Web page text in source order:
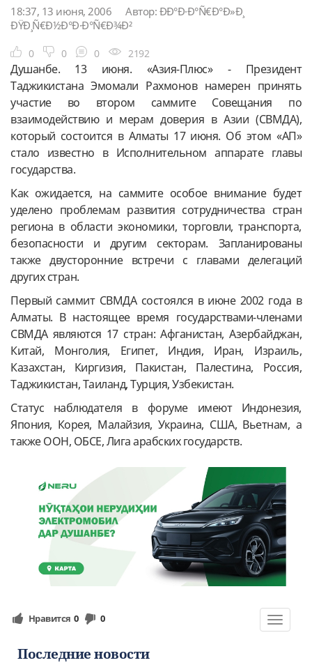
18:37, 13 июня, 2006
Автор: ÐÐ°Ð·Ð°Ñ€Ð°Ð»Ð¸
ÐŸÐ¸Ñ€Ð½Ð°Ð·Ð°Ñ€Ð¾Ð²
0 0 0 2192
Душанбе. 13 июня. «Азия-Плюс» - Президент
Таджикистана Эмомали Рахмонов намерен принять
участие во втором саммите Совещания по
взаимодействию и мерам доверия в Азии (СВМДА),
который состоится в Алматы 17 июня. Об этом «АП»
стало известно в Исполнительном аппарате главы
государства.
Как ожидается, на саммите особое внимание будет
уделено проблемам развития сотрудничества стран
региона в области экономики, торговли, транспорта,
безопасности и другим секторам. Запланированы
также двусторонние встречи с главами делегаций
других стран.
Первый саммит СВМДА состоялся в июне 2002 года в
Алматы. В настоящее время государствами-членами
СВМДА являются 17 стран: Афганистан, Азербайджан,
Китай, Монголия, Египет, Индия, Иран, Израиль,
Казахстан, Киргизия, Пакистан, Палестина, Россия,
Таджикистан, Таиланд, Турция, Узбекистан.
Статус наблюдателя в форуме имеют Индонезия,
Япония, Корея, Малайзия, Украина, США, Вьетнам, а
также ООН, ОБСЕ, Лига арабских государств.
Toggle
Нравится 0 0
Последние новости